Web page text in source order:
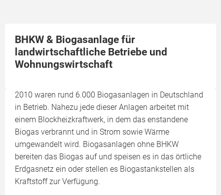
BHKW & Biogasanlage für
landwirtschaftliche Betriebe und
Wohnungswirtschaft
2010 waren rund 6.000 Biogasanlagen in Deutschland
in Betrieb. Nahezu jede dieser Anlagen arbeitet mit
einem Blockheizkraftwerk, in dem das enstandene
Biogas verbrannt und in Strom sowie Wärme
umgewandelt wird. Biogasanlagen ohne BHKW
bereiten das Biogas auf und speisen es in das örtliche
Erdgasnetz ein oder stellen es Biogastankstellen als
Kraftstoff zur Verfügung.